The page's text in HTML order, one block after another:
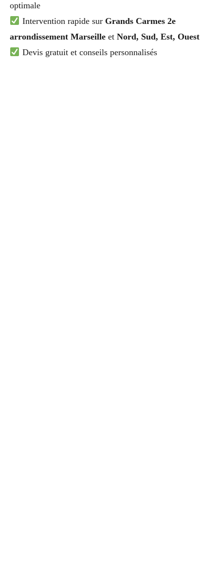
optimale
Intervention rapide sur Grands Carmes 2e
arrondissement Marseille et Nord, Sud, Est, Ouest
Devis gratuit et conseils personnalisés